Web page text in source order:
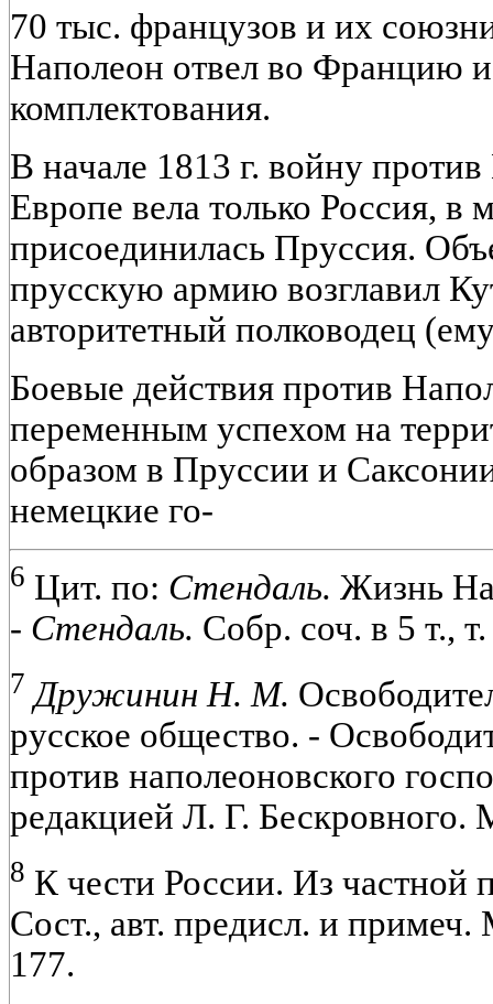
70 тыс. французов и их
Наполеон отвел во Францию
комплектования.
В начале 1813 г. войну
Европе вела только Россия, в
присоединилась Пруссия.
прусскую армию возглавил
авторитетный полководец
Боевые действия против
переменным успехом на
образом в Пруссии и
немецкие го-
6 Цит. по: Стендаль. Жизнь
- Стендаль. Собр. соч. в 5 т.,
7 Дружинин Н. М.
русское общество. -
против наполеоновского
редакцией Л. Г. Бескровного.
8 К чести России. Из частной
Сост., авт. предисл. и
177.